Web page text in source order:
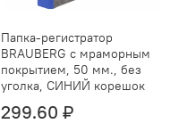
Папка-регистратор
BRAUBERG с мраморным
покрытием, 50 мм., без
уголка, СИНИЙ корешок
299.60 ₽